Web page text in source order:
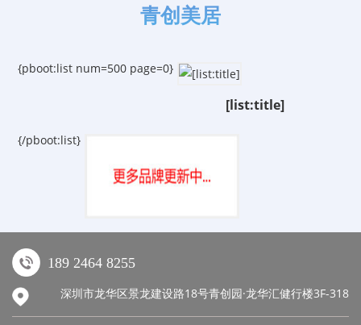
青创美居
{pboot:list num=500 page=0}
[list:title]
{/pboot:list}
189 2464 8255
深圳市龙华区景龙建设路18号青创园·龙华汇健行楼3F-318